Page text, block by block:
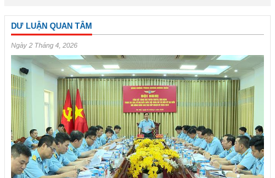
DƯ LUẬN QUAN TÂM
Ngày 2 Tháng 4, 2026